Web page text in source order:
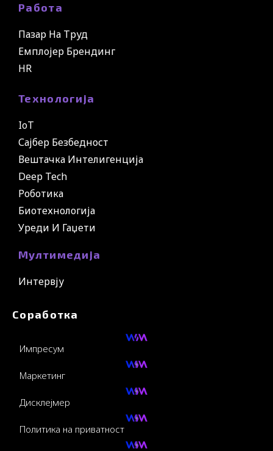
Работа
Пазар На Труд
Емплојер Брендинг
HR
Технологија
IoT
Сајбер Безбедност
Вештачка Интелигенција
Deep Tech
Роботика
Биотехнологија
Уреди И Гаџети
Мултимедија
Интервју
Соработка
Импресум
Маркетинг
Дисклејмер
Политика на приватност